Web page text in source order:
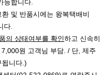
능합니다.
및 반품시에는 왕복택배비
다.
의 상태여부를 확인하고 신속히
원 고객님 부담. / 단, 제주
됩니다.)